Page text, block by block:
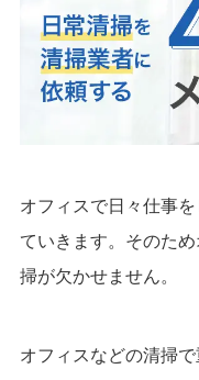
オフィスで日々仕事
ていきます。そのた
掃が欠かせません。
オフィスなどの清掃